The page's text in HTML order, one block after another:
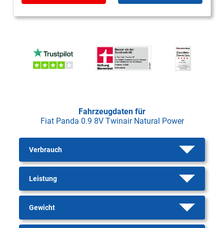
Fahrzeugdaten für
Fiat Panda 0.9 8V Twinair Natural Power
Verbrauch
Leistung
Gewicht